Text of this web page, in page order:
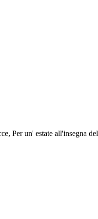
Per un' estate all'insegna del